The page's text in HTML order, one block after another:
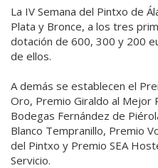
La IV Semana del Pintxo de
Plata y Bronce, a los tres
dotación de 600, 300 y 200
de ellos.
A demás se establecen el
Oro, Premio Giraldo al Mejor
Bodegas Fernández de
Blanco Tempranillo, Premio
del Pintxo y Premio SEA
Servicio.